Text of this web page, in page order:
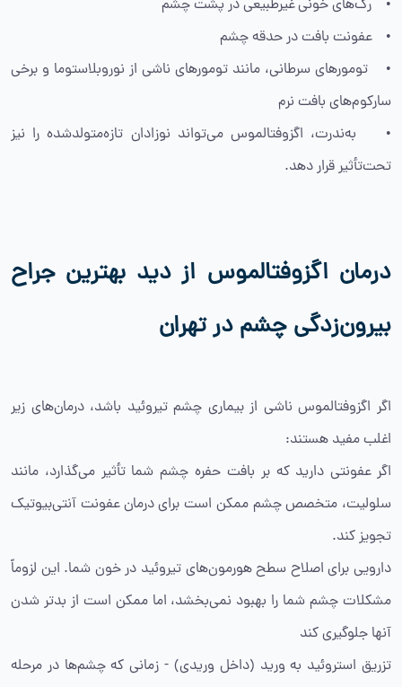
• رگ‌های خونی غیرطبیعی در پشت چشم
• عفونت بافت در حدقه چشم
• تومورهای سرطانی، مانند تومورهای ناشی از نوروبلاستوما و برخی
سارکوم‌های بافت نرم
• به‌ندرت، اگزوفتالموس می‌تواند نوزادان تازه‌متولدشده را نیز
تحت‌تأثیر قرار دهد.
درمان اگزوفتالموس از دید بهترین جراح
بیرون‌زدگی چشم در تهران
اگر اگزوفتالموس ناشی از بیماری چشم تیروئید باشد، درمان‌های زیر
اغلب مفید هستند:
اگر عفونتی دارید که بر بافت حفره چشم شما تأثیر می‌گذارد، مانند
سلولیت، متخصص چشم ممکن است برای درمان عفونت آنتی‌بیوتیک
تجویز کند.
دارویی برای اصلاح سطح هورمون‌های تیروئید در خون شما. این لزوماً
مشکلات چشم شما را بهبود نمی‌بخشد، اما ممکن است از بدتر شدن
آنها جلوگیری کند
تزریق استروئید به ورید (داخل وریدی) - زمانی که چشم‌ها در مرحله